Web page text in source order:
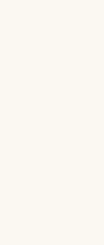
意を払っており